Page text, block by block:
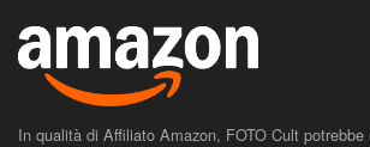
In qualità di Affiliato Amazon, FOTO Cult potrebbe